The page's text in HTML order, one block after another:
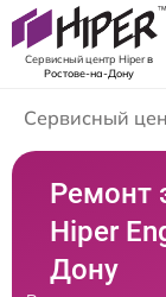
Сервисный центр Hiperв
Ростове-на-Дону
Сервисный
Ремонт
Hiper
Дону